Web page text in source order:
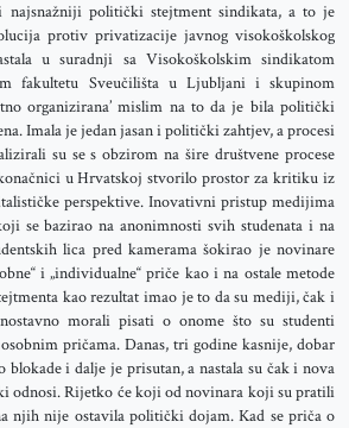
politički stejtment sindikata, a to je
protiv privatizacije javnog visokoškolskog
u suradnji sa Visokoškolskim sindikatom
fakultetu Sveučilišta u Ljubljani i skupinom
organizirana’ mislim na to da je bila politički
Imala je jedan jasan i politički zahtjev, a procesi
su se s obzirom na šire društvene procese
u Hrvatskoj stvorilo prostor za kritiku iz
perspektive. Inovativni pristup medijima
se bazirao na anonimnosti svih studenata i na
lica pred kamerama šokirao je novinare
i „individualne“ priče kao i na ostale metode
kao rezultat imao je to da su mediji, čak i
morali pisati o onome što su studenti
pričama. Danas, tri godine kasnije, dobar
i dalje je prisutan, a nastala su čak i nova
odnosi. Rijetko će koji od novinara koji su pratili
njih nije ostavila politički dojam. Kad se priča o